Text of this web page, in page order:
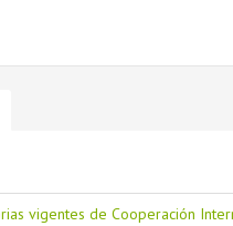
vigentes de Cooperación